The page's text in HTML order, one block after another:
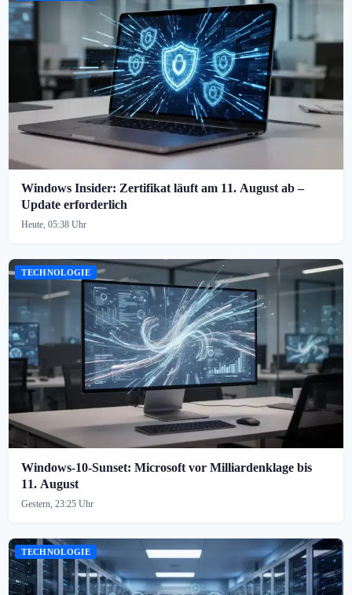
Windows Insider: Zertifikat läuft am 11. August ab –
Update erforderlich
Heute, 05:38 Uhr
TECHNOLOGIE
Windows-10-Sunset: Microsoft vor Milliardenklage bis
11. August
Gestern, 23:25 Uhr
TECHNOLOGIE